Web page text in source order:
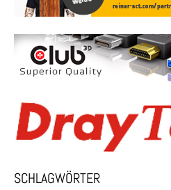
SCHLAGWÖRTER